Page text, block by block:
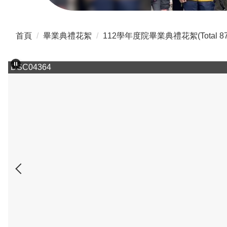
首頁 畢業典禮花絮 112學年度院畢業典禮花絮(Total
DSC04364